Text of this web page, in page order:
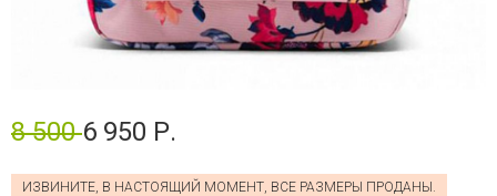
8 5006 950 Р.
ИЗВИНИТЕ, В НАСТОЯЩИЙ МОМЕНТ, ВСЕ РАЗМЕРЫ ПРОДАНЫ.